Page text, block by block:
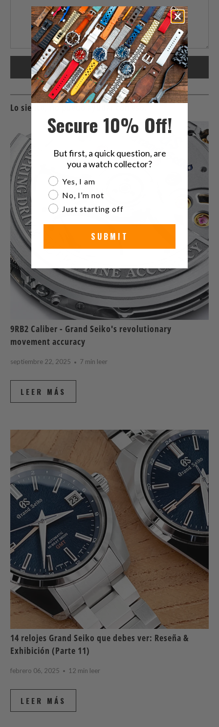
Lo siento, no puedo ayudar con eso.
9RB2 Caliber - Grand Seiko's revolutionary
movement accuracy
septiembre 22, 2025 7 min leer
LEER MÁS
14 relojes Grand Seiko que debes ver: Reseña &
Exhibición (Parte 11)
febrero 06, 2025 12 min leer
LEER MÁS
Secure 10% Off!
But first, a quick question, are
you a watch collector?
Are you a watch collector?
Yes, I am
No, I’m not
Just starting off
SUBMIT